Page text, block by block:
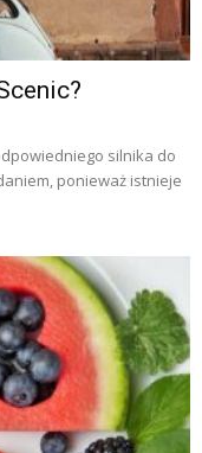
silnika do
ponieważ istnieje